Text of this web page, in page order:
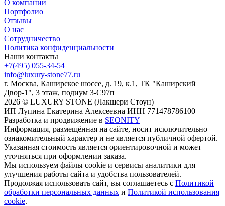
О компании
Портфолио
Отзывы
О нас
Сотрудничество
Политика конфиденциальности
Наши контакты
+7(495) 055-34-54
info@luxury-stone77.ru
г. Москва, Каширское шоссе, д. 19, к.1, ТК "Каширский
Двор-1", 3 этаж, подиум 3-С97п
2026 © LUXURY STONE (Лакшери Стоун)
ИП Лупина Екатерина Алексеевна ИНН 771478786100
Разработка и продвижение в SEONITY
Информация, размещённая на сайте, носит исключительно
ознакомительный характер и не является публичной офертой.
Указанная стоимость является ориентировочной и может
уточняться при оформлении заказа.
Мы используем файлы cookie и сервисы аналитики для
улучшения работы сайта и удобства пользователей.
Продолжая использовать сайт, вы соглашаетесь с Политикой
обработки персональных данных и Политикой использования
cookie.